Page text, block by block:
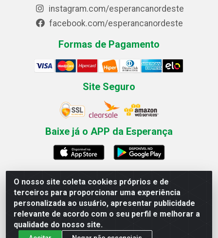
O nosso site coleta cookies próprios e de
terceiros para proporcionar uma experiência
personalizada ao usuário, apresentar publicidade
relevante de acordo com o seu perfil e melhorar a
qualidade do nosso site.
instagram.com/esperancanordeste
facebook.com/esperancanordeste
Formas de Pagamento
Site Seguro
Baixe já o APP da Esperança
Esperança Nordeste - Rua Professor Caldas Filho, 291 -
Estância - Recife / PE CEP: 50771-335 - CNPJ
03.666.136/0001-23